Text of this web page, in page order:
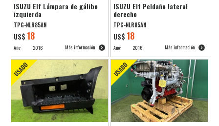
ISUZU Elf Lámpara de gálibo
izquierda
TPG-NLR85AN
US$ 18
Año: 2016 Más información
ISUZU Elf Peldaño lateral
derecho
TPG-NLR85AN
US$ 18
Año: 2016 Más información